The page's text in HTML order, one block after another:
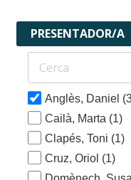
PRESENTADOR/A
Anglès, Daniel
Cailà, Marta (1)
Clapés, Toni (1)
Cruz, Oriol (1)